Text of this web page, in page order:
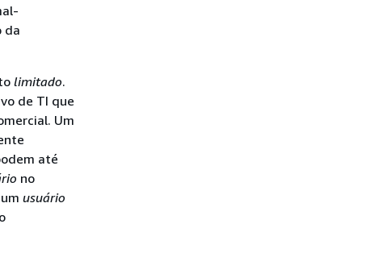
da
limitado.
de TI que
Um
até
no
usuário